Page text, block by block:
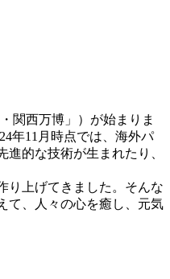
関西万博」）が始まりま
年11月時点では、海外パ
的な技術が生まれたり、
り上げてきました。そんな
て、人々の心を癒し、元気